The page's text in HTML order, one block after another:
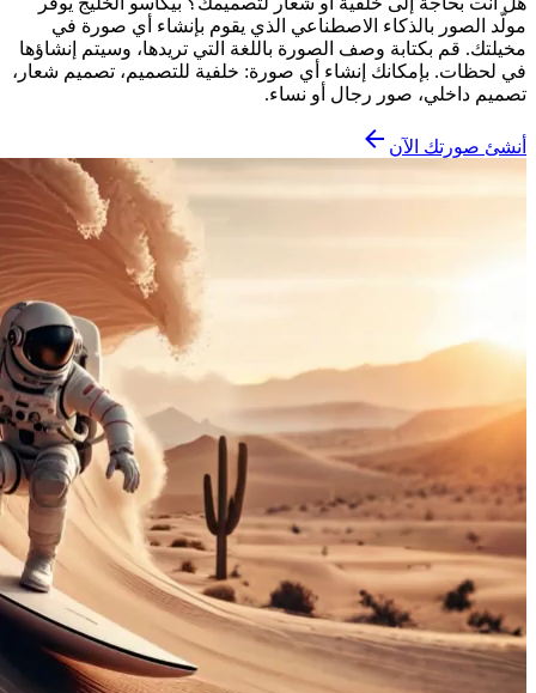
مولّد الصور بالذكاء الاصطناعي الذي يقوم بإنشاء أي صورة في
مخيلتك. قم بكتابة وصف الصورة باللغة التي تريدها، وسيتم إنشاؤها
في لحظات. بإمكانك إنشاء أي صورة: خلفية للتصميم، تصميم شعار،
تصميم داخلي، صور رجال أو نساء.
أنشئ صورتك الآن